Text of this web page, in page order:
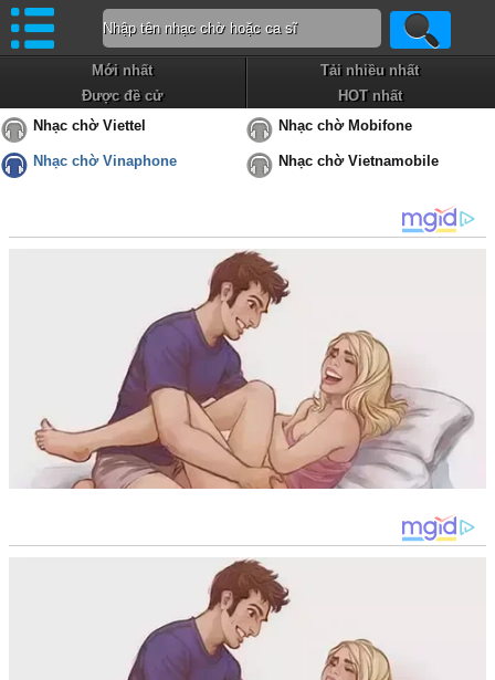
Mới nhất
Tải nhiều nhất
Được đề cử
HOT nhất
Nhạc chờ Viettel
Nhạc chờ Mobifone
Nhạc chờ Vinaphone Nhạc chờ Vietnamobile